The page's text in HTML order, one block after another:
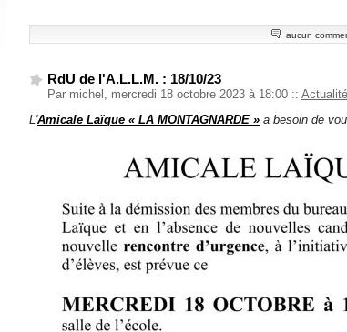
aucun
RdU de l'A.L.L.M. : 18/10/23
Par michel, mercredi 18 octobre 2023 à 18:00 ::
L'Amicale Laïque « LA MONTAGNARDE » a besoin de